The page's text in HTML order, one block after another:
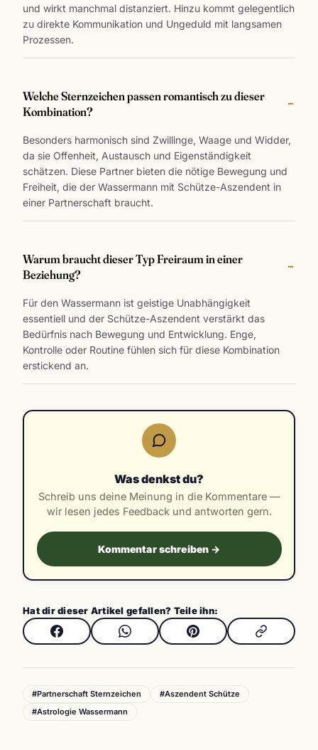
und wirkt manchmal distanziert. Hinzu kommt gelegentlich
zu direkte Kommunikation und Ungeduld mit langsamen
Prozessen.
Welche Sternzeichen passen romantisch zu dieser
Kombination?
Besonders harmonisch sind Zwillinge, Waage und Widder,
da sie Offenheit, Austausch und Eigenständigkeit
schätzen. Diese Partner bieten die nötige Bewegung und
Freiheit, die der Wassermann mit Schütze-Aszendent in
einer Partnerschaft braucht.
Warum braucht dieser Typ Freiraum in einer
Beziehung?
Für den Wassermann ist geistige Unabhängigkeit
essentiell und der Schütze-Aszendent verstärkt das
Bedürfnis nach Bewegung und Entwicklung. Enge,
Kontrolle oder Routine fühlen sich für diese Kombination
erstickend an.
Was denkst du?
Schreib uns deine Meinung in die Kommentare —
wir lesen jedes Feedback und antworten gern.
Kommentar schreiben →
Hat dir dieser Artikel gefallen? Teile ihn:
#Partnerschaft Sternzeichen
#Aszendent Schütze
#Astrologie Wassermann